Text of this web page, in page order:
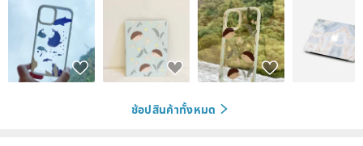
ช้อปสินค้าทั้งหมด